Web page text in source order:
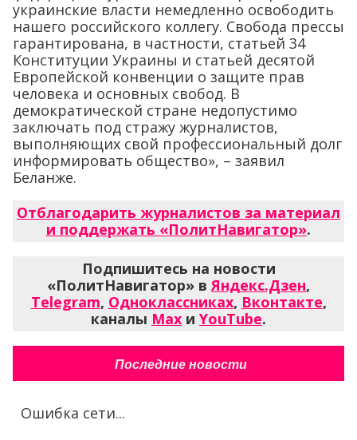
украинские власти немедленно освободить
нашего российского коллегу. Свобода прессы
гарантирована, в частности, статьей 34
Конституции Украины и статьей десятой
Европейской конвенции о защите прав
человека и основных свобод. В
демократической стране недопустимо
заключать под стражу журналистов,
выполняющих свой профессиональный долг
информировать общество», – заявил
Беланже.
Отблагодарить журналистов за материал
и поддержать «ПолитНавигатор».
Подпишитесь на новости
«ПолитНавигатор» в Яндекс.Дзен,
Telegram, Одноклассниках, Вконтакте,
каналы Max и YouTube.
Последние новости
Ошибка сети...